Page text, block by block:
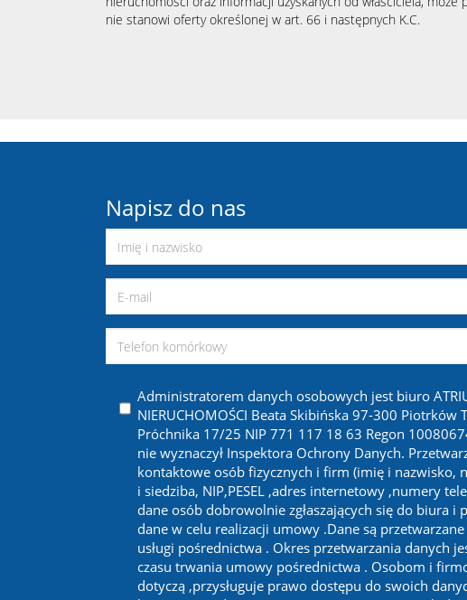
nie stanowi oferty określonej w art. 66 i następnych K.C.
Napisz do nas
Administratorem danych osobowych jest biuro
NIERUCHOMOŚCI Beata Skibińska 97-300 Piotrków
Próchnika 17/25 NIP 771 117 18 63 Regon
nie wyznaczył Inspektora Ochrony Danych.
kontaktowe osób fizycznych i firm (imię i nazwisko,
i siedziba, NIP,PESEL ,adres internetowy ,numery
dane osób dobrowolnie zgłaszających się do biura i
dane w celu realizacji umowy .Dane są
usługi pośrednictwa . Okres przetwarzania danych
czasu trwania umowy pośrednictwa . Osobom i
dotyczą ,przysługuje prawo dostępu do swoich